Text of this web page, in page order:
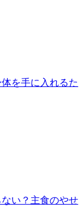
を手に入れるた
い？主食のやせ